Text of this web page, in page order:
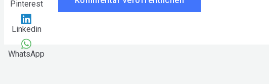
Pinterest
Linkedin
WhatsApp